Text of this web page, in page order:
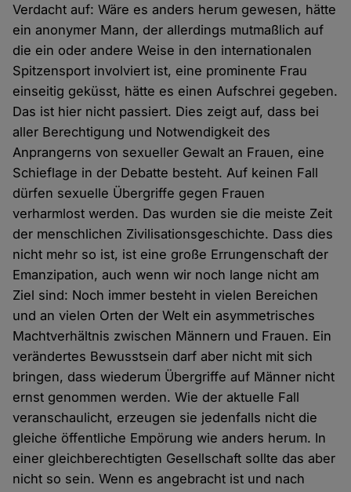
Verdacht auf: Wäre es anders herum gewesen, hätte
ein anonymer Mann, der allerdings mutmaßlich auf
die ein oder andere Weise in den internationalen
Spitzensport involviert ist, eine prominente Frau
einseitig geküsst, hätte es einen Aufschrei gegeben.
Das ist hier nicht passiert. Dies zeigt auf, dass bei
aller Berechtigung und Notwendigkeit des
Anprangerns von sexueller Gewalt an Frauen, eine
Schieflage in der Debatte besteht. Auf keinen Fall
dürfen sexuelle Übergriffe gegen Frauen
verharmlost werden. Das wurden sie die meiste Zeit
der menschlichen Zivilisationsgeschichte. Dass dies
nicht mehr so ist, ist eine große Errungenschaft der
Emanzipation, auch wenn wir noch lange nicht am
Ziel sind: Noch immer besteht in vielen Bereichen
und an vielen Orten der Welt ein asymmetrisches
Machtverhältnis zwischen Männern und Frauen. Ein
verändertes Bewusstsein darf aber nicht mit sich
bringen, dass wiederum Übergriffe auf Männer nicht
ernst genommen werden. Wie der aktuelle Fall
veranschaulicht, erzeugen sie jedenfalls nicht die
gleiche öffentliche Empörung wie anders herum. In
einer gleichberechtigten Gesellschaft sollte das aber
nicht so sein. Wenn es angebracht ist und nach